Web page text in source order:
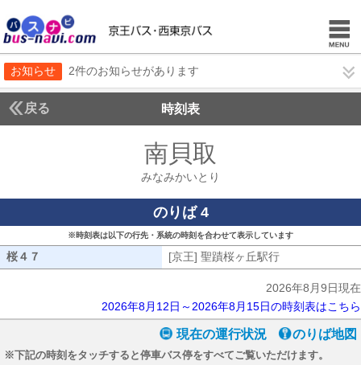
お知らせ 2件のお知らせがあります
戻る 時刻表
南貝取
みなみかいとり
のりば 4
※時刻表は以下の行先・系統の時刻を合わせて表示しています
桜４７ [京王] 聖蹟桜ヶ丘駅行
2026年8月9日現在
2026年8月12日～2026年8月15日の時刻表はこちら
現在の運行状況 のりば地図
※下記の時刻をタッチすると停車バス停をすべてご覧いただけます。